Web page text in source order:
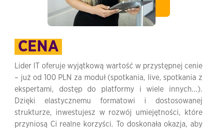
CENA
Lider IT oferuje wyjątkową wartość w przystępnej cenie
– już od 100 PLN za moduł (spotkania, live, spotkania z
ekspertami, dostęp do platformy i wiele innych...).
Dzięki elastycznemu formatowi i dostosowanej
strukturze, inwestujesz w rozwój umiejętności, które
przyniosą Ci realne korzyści. To doskonała okazja, aby